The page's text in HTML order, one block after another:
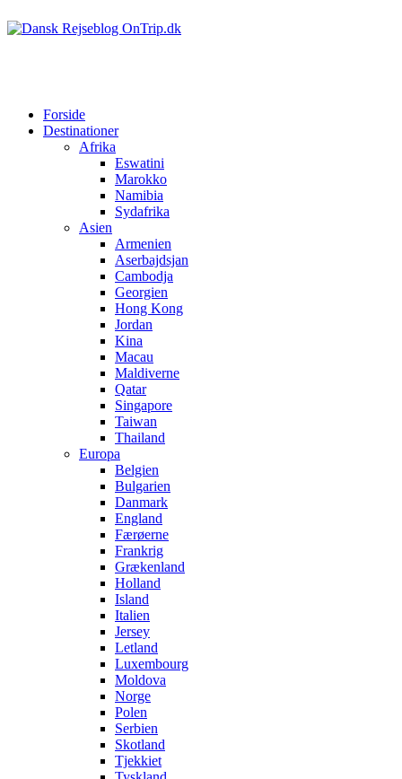
Forside
Destinationer
Afrika
Eswatini
Marokko
Namibia
Sydafrika
Asien
Armenien
Aserbajdsjan
Cambodja
Georgien
Hong Kong
Jordan
Kina
Macau
Maldiverne
Qatar
Singapore
Taiwan
Thailand
Europa
Belgien
Bulgarien
Danmark
England
Færøerne
Frankrig
Grækenland
Holland
Island
Italien
Jersey
Letland
Luxembourg
Moldova
Norge
Polen
Serbien
Skotland
Tjekkiet